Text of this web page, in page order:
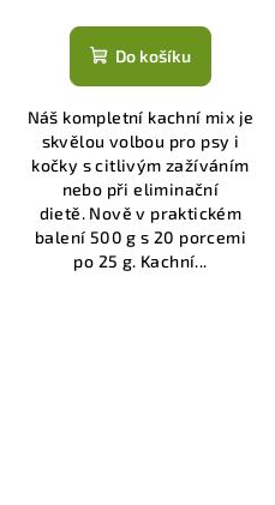
hodnocení
produktu
z
5
hvězdiček.
Do košíku
Náš kompletní kachní mix je
skvělou volbou pro psy i
kočky s citlivým zažíváním
nebo při eliminační
dietě. Nově v praktickém
balení 500 g s 20 porcemi
po 25 g. Kachní...